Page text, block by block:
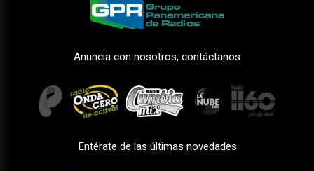
Anuncia con nosotros, contáctanos
Entérate de las últimas novedades